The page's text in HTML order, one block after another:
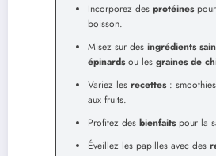
Incorporez des protéines
boisson.
Misez sur des ingrédients
épinardsou les graines de
Variez les recettes:
aux fruits.
Profitez des bienfaitspour la
Éveillez les papilles avec des